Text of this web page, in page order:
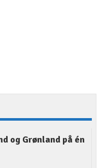
og Grønland på én